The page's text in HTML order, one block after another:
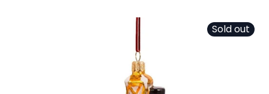
Sold out